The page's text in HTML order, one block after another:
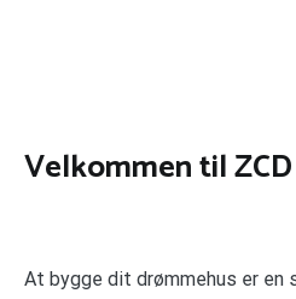
Velkommen til
At bygge dit drømmehus er en